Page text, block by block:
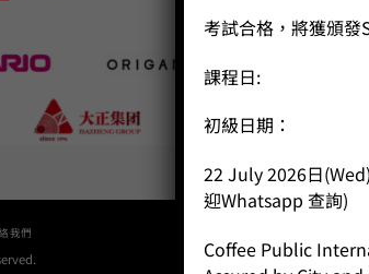
我們
考試合格，將獲頒發
課程日:
初級日期：
22 July 2026日
迎Whatsapp 查詢)
Coffee Public